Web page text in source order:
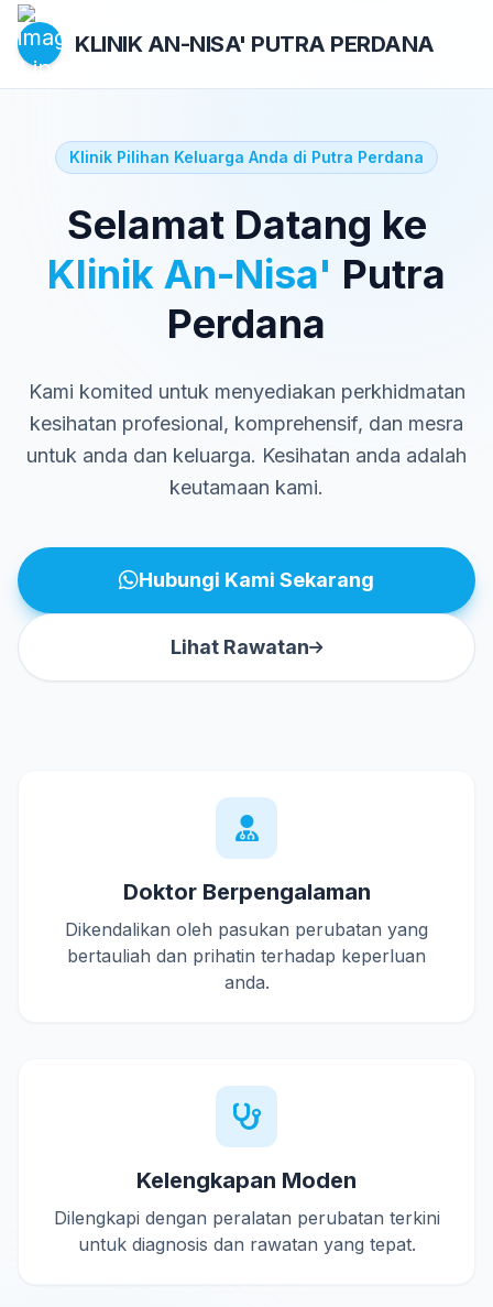
KLINIK AN-NISA' PUTRA PERDANA
Klinik Pilihan Keluarga Anda di Putra Perdana
Selamat Datang ke
Klinik An-Nisa' Putra
Perdana
Kami komited untuk menyediakan perkhidmatan
kesihatan profesional, komprehensif, dan mesra
untuk anda dan keluarga. Kesihatan anda adalah
keutamaan kami.
Hubungi Kami Sekarang
Lihat Rawatan
Doktor Berpengalaman
Dikendalikan oleh pasukan perubatan yang
bertauliah dan prihatin terhadap keperluan
anda.
Kelengkapan Moden
Dilengkapi dengan peralatan perubatan terkini
untuk diagnosis dan rawatan yang tepat.